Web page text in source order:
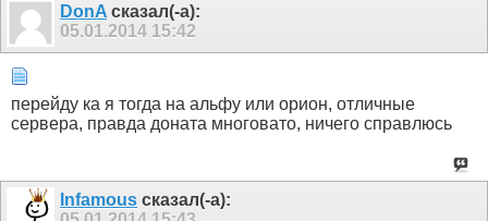
DonA сказал(-а):
05.01.2014 15:42
перейду ка я тогда на альфу или орион, отличные
сервера, правда доната многовато, ничего справлюсь
Infamous сказал(-а):